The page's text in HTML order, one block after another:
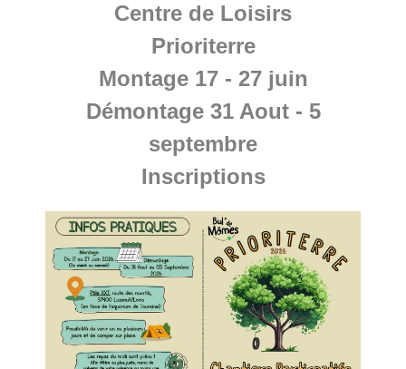
Centre de Loisirs
Prioriterre
Montage 17 - 27 juin
Démontage 31 Aout - 5
septembre
Inscriptions